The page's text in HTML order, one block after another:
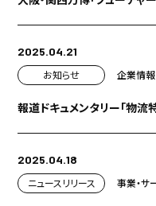
2025.04.21
お知らせ
企業情報
報道ドキュメンタリー「物
2025.04.18
ニュースリリース
事業・サ